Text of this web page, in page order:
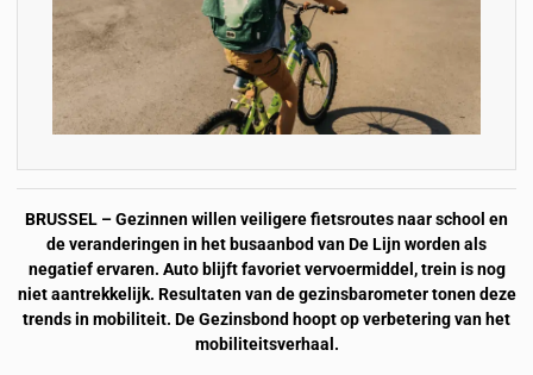
BRUSSEL – Gezinnen willen veiligere fietsroutes naar school en
de veranderingen in het busaanbod van De Lijn worden als
negatief ervaren. Auto blijft favoriet vervoermiddel, trein is nog
niet aantrekkelijk. Resultaten van de gezinsbarometer tonen deze
trends in mobiliteit. De Gezinsbond hoopt op verbetering van het
mobiliteitsverhaal.